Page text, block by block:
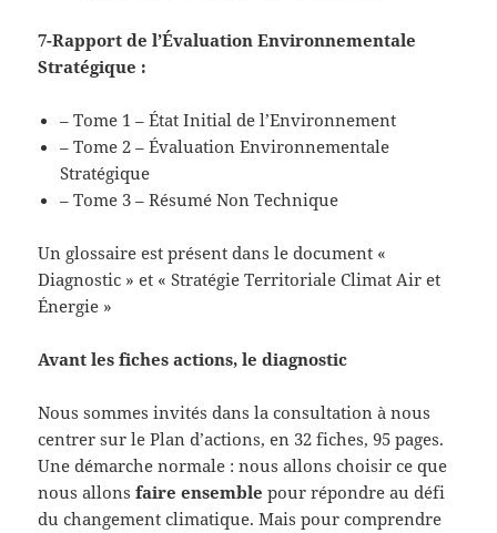
7-Rapport de l’Évaluation Environnementale
Stratégique :
– Tome 1 – État Initial de l’Environnement
– Tome 2 – Évaluation Environnementale
Stratégique
– Tome 3 – Résumé Non Technique
Un glossaire est présent dans le document «
Diagnostic » et « Stratégie Territoriale Climat Air et
Énergie »
Avant les fiches actions, le diagnostic
Nous sommes invités dans la consultation à nous
centrer sur le Plan d’actions, en 32 fiches, 95 pages.
Une démarche normale : nous allons choisir ce que
nous allonsfaire ensemble pour répondre au défi
du changement climatique. Mais pour comprendre